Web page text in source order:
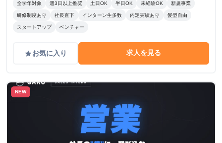
全学年対象 週3日以上推奨 土日OK 半日OK 未経験OK 新規事業
研修制度あり 社長直下 インターン生多数 内定実績あり 髪型自由
スタートアップ ベンチャー
gradeお気に入り 求人を見る
NEW